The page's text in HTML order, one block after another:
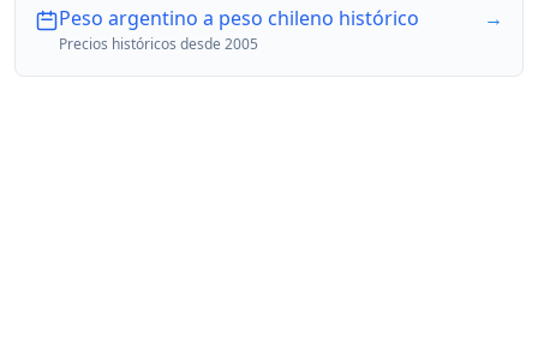
Peso argentino a peso chileno histórico
Precios históricos desde 2005
→